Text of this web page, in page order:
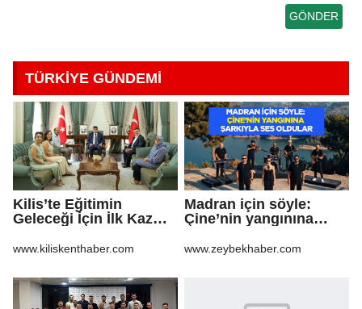
TÜRKİYE GÜNDEMİ
Kilis’te Eğitimin
Geleceği İçin İlk Kazma
www.kiliskenthaber.com
Madran için söyle:
Çine’nin yangınına
www.zeybekhaber.com